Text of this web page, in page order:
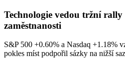
Technologie vedou tržní
zaměstnanosti
S&P 500 +0.60% a Nasdaq +1.18%
pokles míst podpořil sázky na nižší